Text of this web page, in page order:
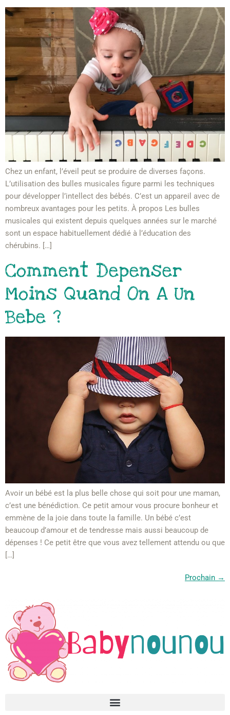
Chez un enfant, l’éveil peut se produire de diverses façons.
L’utilisation des bulles musicales figure parmi les techniques
pour développer l’intellect des bébés. C’est un appareil avec de
nombreux avantages pour les petits. À propos Les bulles
musicales qui existent depuis quelques années sur le marché
sont un espace habituellement dédié à l’éducation des
chérubins. […]
Comment Depenser
Moins Quand On A Un
Bebe ?
Avoir un bébé est la plus belle chose qui soit pour une maman,
c’est une bénédiction. Ce petit amour vous procure bonheur et
emmène de la joie dans toute la famille. Un bébé c’est
beaucoup d’amour et de tendresse mais aussi beaucoup de
dépenses ! Ce petit être que vous avez tellement attendu ou que
[…]
Prochain →